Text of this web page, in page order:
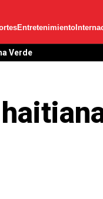
Entretenimiento
Verde